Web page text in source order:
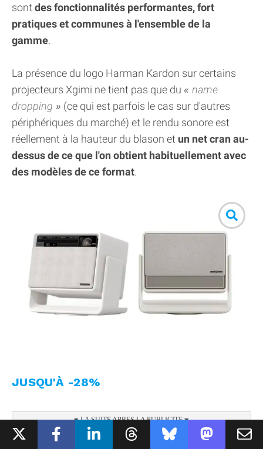
sont des fonctionnalités performantes, fort
pratiques et communes à l'ensemble de la
gamme.
La présence du logo Harman Kardon sur certains
projecteurs Xgimi ne tient pas que du
name
dropping
(ce qui est parfois le cas sur d'autres
périphériques du marché) et le rendu sonore est
réellement à la hauteur du blason et un net cran au-
dessus de ce que l'on obtient habituellement avec
des modèles de ce format.
JUSQU'À -28%